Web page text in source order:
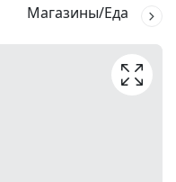
Магазины/Еда